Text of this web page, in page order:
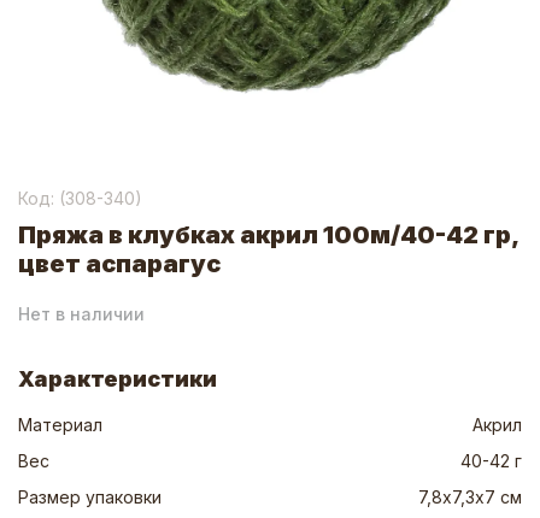
Код: (308-340)
Пряжа в клубках акрил 100м/40-42 гр,
цвет аспарагус
Нет в наличии
Характеристики
Материал
Акрил
Вес
40-42 г
Размер упаковки
7,8х7,3х7 см